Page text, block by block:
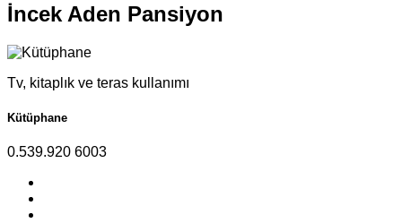
İncek Aden Pansiyon
Tv, kitaplık ve teras kullanımı
Kütüphane
0.539.920 6003